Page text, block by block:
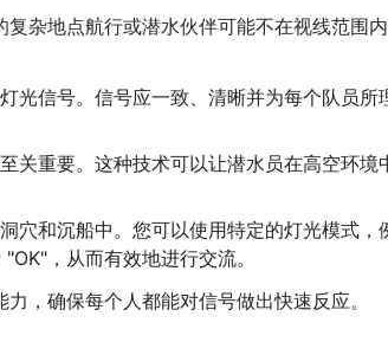
杂地点航行或潜水伙伴可能不在视线范围内
光信号。信号应一致、清晰并为每个队员所
关重要。这种技术可以让潜水员在高空环境
穴和沉船中。您可以使用特定的灯光模式，
，从而有效地进行交流。
，确保每个人都能对信号做出快速反应。